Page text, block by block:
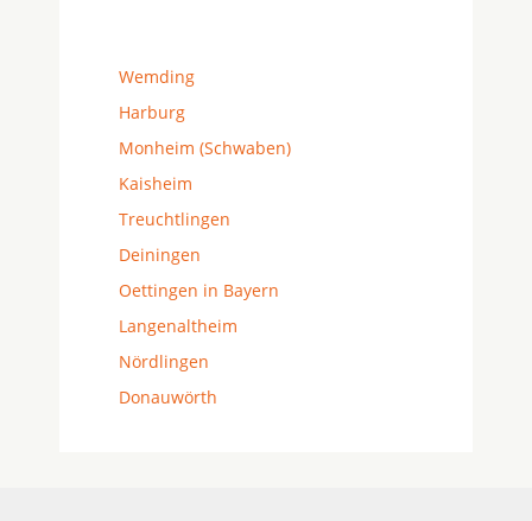
Wemding
Harburg
Monheim (Schwaben)
Kaisheim
Treuchtlingen
Deiningen
Oettingen in Bayern
Langenaltheim
Nördlingen
Donauwörth